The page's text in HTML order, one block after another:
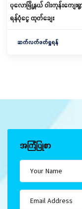
ပုလောမြို့နယ် ဝါးကုန်းကျေးရွ
ရန်ပုံငွေ ထုတ်ချေး
ဆက်လက်ဖတ်ရှုရန်
အကြံပြုစာ